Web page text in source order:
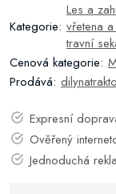
Kategorie:
Les a
vřetena
travní
Cenová kategorie:
Prodává:
Expresní
Ověřený
Jednoduchá